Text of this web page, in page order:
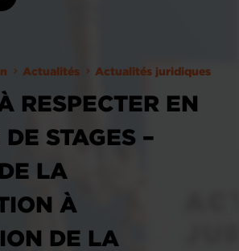
Actualités Actualités juridiques
RESPECTER EN
STAGES –
LA
À
DE LA